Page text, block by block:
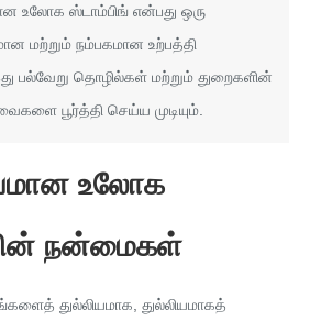
உலோக ஸ்டாம்பிங் என்பது ஒரு
மற்றும் நம்பகமான உற்பத்தி
பல்வேறு தொழில்கள் மற்றும் துறைகளின்
பூர்த்தி செய்ய முடியும்.
உலோக
நன்மைகள்
துல்லியமாக, துல்லியமாகத்